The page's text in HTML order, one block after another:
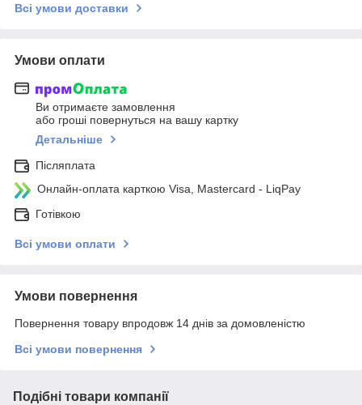
Всі умови доставки
Умови оплати
Ви отримаєте замовлення
або гроші повернуться на вашу картку
Детальніше
Післяплата
Онлайн-оплата карткою Visa, Mastercard - LiqPay
Готівкою
Всі умови оплати
Умови повернення
Повернення товару впродовж 14 днів за домовленістю
Всі умови повернення
Подібні товари компанії